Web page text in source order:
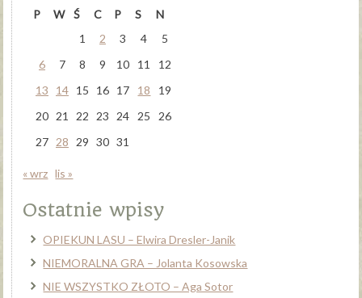
P
W Ś C P S
N
1
2 3 4
5
6
7 8 9 10 11
12
13
14 15 16 17 18
19
20 21 22 23 24 25
26
27 28 29 30 31
« wrz lis »
Ostatnie wpisy
OPIEKUN LASU – Elwira Dresler-Janik
NIEMORALNA GRA – Jolanta Kosowska
NIE WSZYSTKO ZŁOTO – Aga Sotor